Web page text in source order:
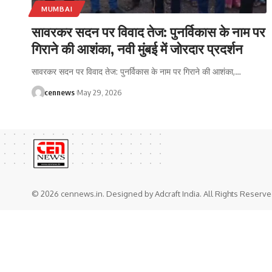
MUMBAI
सावरकर सदन पर विवाद तेज: पुनर्विकास के नाम पर
गिराने की आशंका, नवी मुंबई में जोरदार प्रदर्शन
सावरकर सदन पर विवाद तेज: पुनर्विकास के नाम पर गिराने की आशंका,…
cennews May 29, 2026
© 2026 cennews.in. Designed by Adcraft India. All Rights